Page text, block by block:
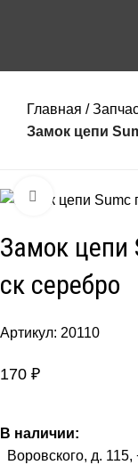
Главная
Замок цепи
Нажмите,
Замок
ск серебро
Артикул: 20110
170 ₽
В наличии:
Воровского, д.